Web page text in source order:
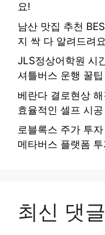
요!
남산 맛집 추천
지 싹 다 알려드려
JLS정상어학원 시
셔틀버스 운행 꿀
베란다 결로현상
효율적인 셀프 시
로블록스 주가 투
메타버스 플랫폼
최신 댓글